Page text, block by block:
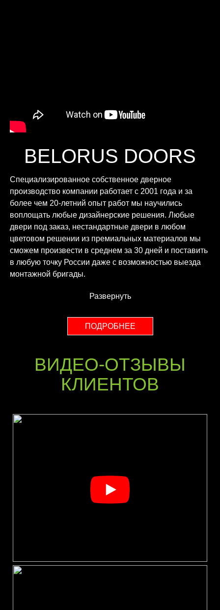
BELORUS DOORS
Специализированное собственное дверное
производство компании работает с 2001 года и за
более чем 20-летний опыт работ мы научились
воплощать любые дизайнерские решения. Любые
двери под заказ, нестандартные двери в любом
цветовом решении из премиальных материалов мы
сможем произвести в среднем за 30 дней и поставить
в любую точку России даже с возможностью выезда
монтажной бригады.
Развернуть
ПОДРОБНЕЕ
ВИДЕО-ОТЗЫВЫ
КЛИЕНТОВ